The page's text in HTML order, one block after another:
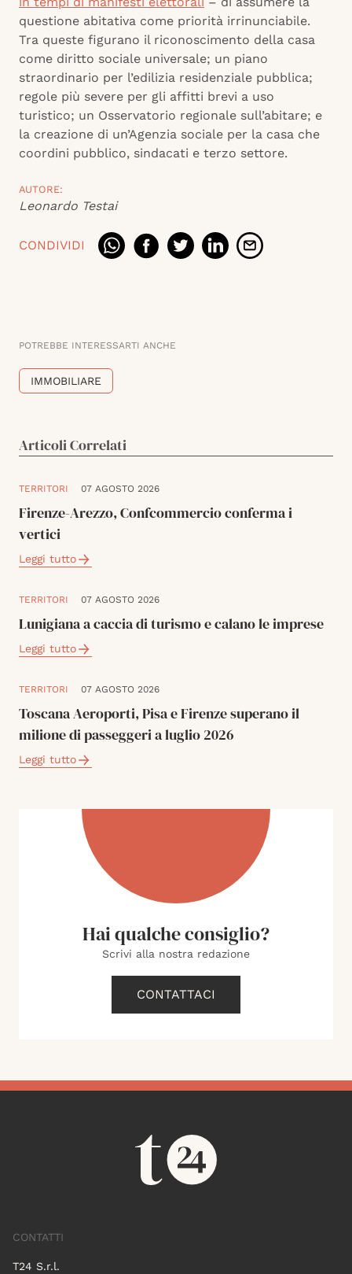
questione abitativa come priorità irrinunciabile.
Tra queste figurano il riconoscimento della casa
come diritto sociale universale; un piano
straordinario per l’edilizia residenziale pubblica;
regole più severe per gli affitti brevi a uso
turistico; un Osservatorio regionale sull’abitare; e
la creazione di un’Agenzia sociale per la casa che
coordini pubblico, sindacati e terzo settore.
AUTORE:
Leonardo Testai
CONDIVIDI
POTREBBE INTERESSARTI ANCHE
IMMOBILIARE
Articoli Correlati
TERRITORI 07 AGOSTO 2026
Firenze-Arezzo, Confcommercio conferma i
vertici
Leggi tutto
TERRITORI 07 AGOSTO 2026
Lunigiana a caccia di turismo e calano le imprese
Leggi tutto
TERRITORI 07 AGOSTO 2026
Toscana Aeroporti, Pisa e Firenze superano il
milione di passeggeri a luglio 2026
Leggi tutto
Hai qualche consiglio?
Scrivi alla nostra redazione
CONTATTACI
CONTATTI
T24 S.r.l.